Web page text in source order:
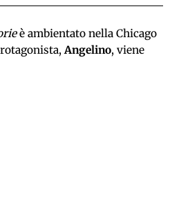
è ambientato nella Chicago
Angelino, viene